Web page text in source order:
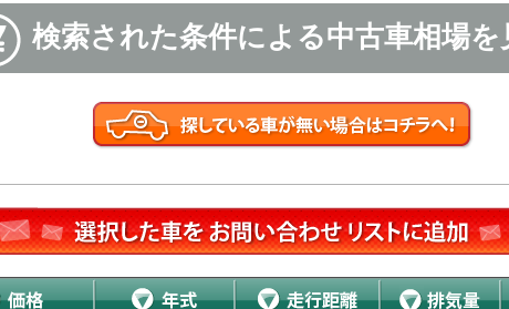
検索された条件による中古車相場を